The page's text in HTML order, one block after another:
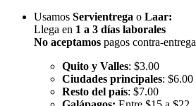
Usamos Servientrega o Laar:
Llega en 1 a 3 días laborales
No aceptamos pagos contra-entrega
Quito y Valles: $3.00
Ciudades principales: $6.00
Resto del país: $7.00